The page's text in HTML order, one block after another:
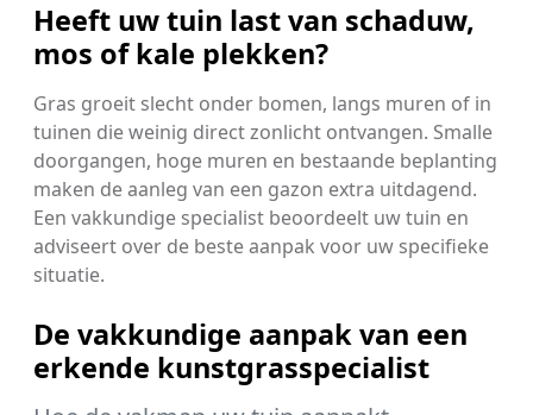
Heeft uw tuin last van schaduw,
mos of kale plekken?
Gras groeit slecht onder bomen, langs muren of in
tuinen die weinig direct zonlicht ontvangen. Smalle
doorgangen, hoge muren en bestaande beplanting
maken de aanleg van een gazon extra uitdagend.
Een vakkundige specialist beoordeelt uw tuin en
adviseert over de beste aanpak voor uw specifieke
situatie.
De vakkundige aanpak van een
erkende kunstgrasspecialist